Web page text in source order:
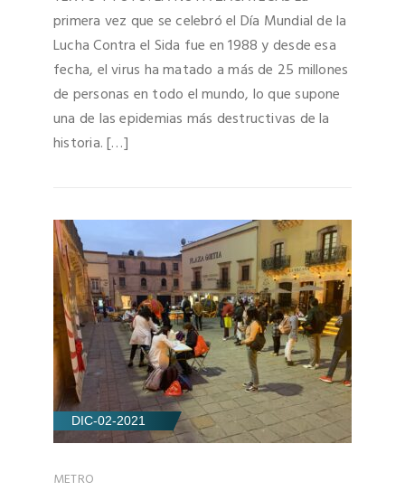
primera vez que se celebró el Día Mundial de la
Lucha Contra el Sida fue en 1988 y desde esa
fecha, el virus ha matado a más de 25 millones
de personas en todo el mundo, lo que supone
una de las epidemias más destructivas de la
historia. […]
DIC-02-2021
METRO